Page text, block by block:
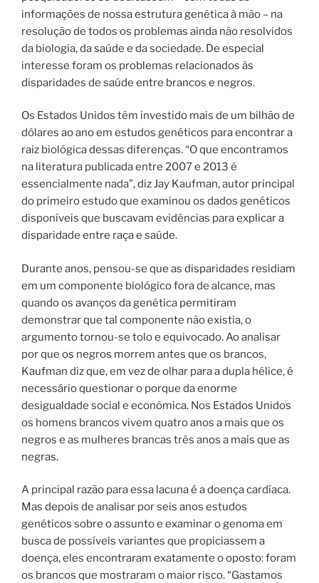
informações de nossa estrutura genética à mão – na
resolução de todos os problemas ainda não resolvidos
da biologia, da saúde e da sociedade. De especial
interesse foram os problemas relacionados às
disparidades de saúde entre brancos e negros.
Os Estados Unidos têm investido mais de um bilhão de
dólares ao ano em estudos genéticos para encontrar a
raiz biológica dessas diferenças. “O que encontramos
na literatura publicada entre 2007 e 2013 é
essencialmente nada”, diz Jay Kaufman, autor principal
do primeiro estudo que examinou os dados genéticos
disponíveis que buscavam evidências para explicar a
disparidade entre raça e saúde.
Durante anos, pensou-se que as disparidades residiam
em um componente biológico fora de alcance, mas
quando os avanços da genética permitiram
demonstrar que tal componente não existia, o
argumento tornou-se tolo e equivocado.Ao analisar
por que os negros morrem antes que os brancos,
Kaufman diz que, em vez de olhar para a dupla hélice, é
necessário questionar o porque da enorme
desigualdade social e econômica. Nos Estados Unidos
os homens brancos vivem quatro anos a mais que os
negros e as mulheres brancas três anos a mais que as
negras.
A principal razão para essa lacuna é a doença cardíaca.
Mas depois de analisar por seis anos estudos
genéticos sobre o assunto e examinar o genoma em
busca de possíveis variantes que propiciassem a
doença, eles encontraram exatamente o oposto: foram
os brancos que mostraram o maior risco. “Gastamos